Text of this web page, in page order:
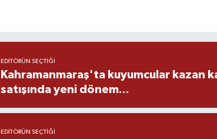
EDITÖRÜN SEÇTIĞI
Kahramanmaraş'ta kuyumcular kazan
satışında yeni dönem...
EDITÖRÜN SEÇTIĞI